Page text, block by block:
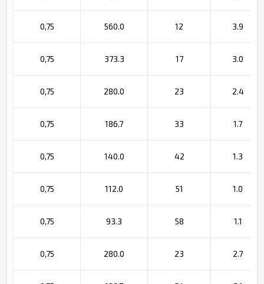
0,75 560.0 12 3.9
0,75 373.3 17 3.0
0,75 280.0 23 2.4
0,75 186.7 33 1.7
0,75 140.0 42 1.3
0,75 112.0 51 1.0
0,75 93.3 58 1.1
0,75 280.0 23 2.7